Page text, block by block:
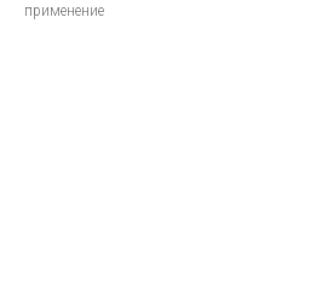
применение